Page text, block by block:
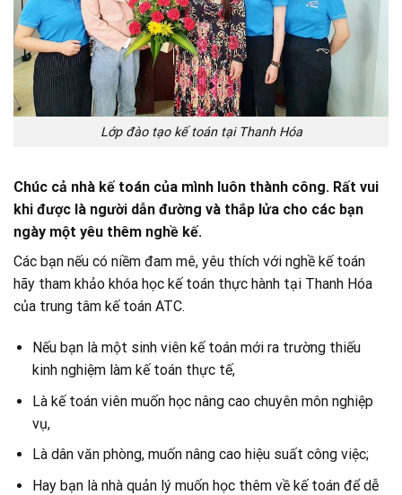
Lớp đào tạo kế toán tại Thanh Hóa
Chúc cả nhà kế toán của mình luôn thành công. Rất vui
khi được là người dẫn đường và thắp lửa cho các bạn
ngày một yêu thêm nghề kế.
Các bạn nếu có niềm đam mê, yêu thích với nghề kế toán
hãy tham khảo khóa học kế toán thực hành tại Thanh Hóa
của trung tâm kế toán ATC.
Nếu bạn là một sinh viên kế toán mới ra trường thiếu
kinh nghiệm làm kế toán thực tế,
Là kế toán viên muốn học nâng cao chuyên môn nghiệp
vụ,
Là dân văn phòng, muốn nâng cao hiệu suất công việc;
Hay bạn là nhà quản lý muốn học thêm về kế toán để dễ